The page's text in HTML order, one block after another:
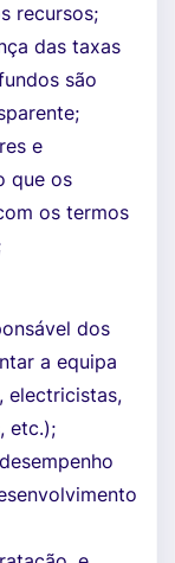
recursos;
das taxas
são
e
que os
os termos
dos
a equipa
electricistas,
etc.);